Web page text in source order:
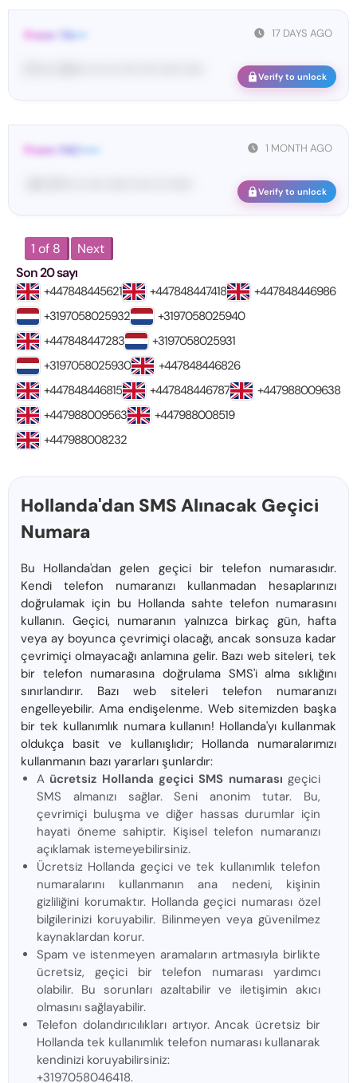
17 DAYS AGO
From: Tik•••
Verify to unlock
1 MONTH AGO
From: FAC•••••
Verify to unlock
1 of 8
Next
Son 20 sayı
+447848445621 +447848447418
+447848446986
+3197058025932
+3197058025940
+447848447283
+3197058025931
+3197058025930
+447848446826
+447848446815
+447848446787
+447988009638
+447988009563
+447988008519
+447988008232
Hollanda'dan SMS Alınacak Geçici
Numara
Bu Hollanda'dan gelen geçici bir telefon numarasıdır.
Kendi telefon numaranızı kullanmadan hesaplarınızı
doğrulamak için bu Hollanda sahte telefon numarasını
kullanın. Geçici, numaranın yalnızca birkaç gün, hafta
veya ay boyunca çevrimiçi olacağı, ancak sonsuza kadar
çevrimiçi olmayacağı anlamına gelir. Bazı web siteleri, tek
bir telefon numarasına doğrulama SMS'i alma sıklığını
sınırlandırır. Bazı web siteleri telefon numaranızı
engelleyebilir. Ama endişelenme. Web sitemizden başka
bir tek kullanımlık numara kullanın! Hollanda'yı kullanmak
oldukça basit ve kullanışlıdır; Hollanda numaralarımızı
kullanmanın bazı yararları şunlardır:
A ücretsiz Hollanda geçici SMS numarası geçici
SMS almanızı sağlar. Seni anonim tutar. Bu,
çevrimiçi buluşma ve diğer hassas durumlar için
hayati öneme sahiptir. Kişisel telefon numaranızı
açıklamak istemeyebilirsiniz.
Ücretsiz Hollanda geçici ve tek kullanımlık telefon
numaralarını kullanmanın ana nedeni, kişinin
gizliliğini korumaktır. Hollanda geçici numarası özel
bilgilerinizi koruyabilir. Bilinmeyen veya güvenilmez
kaynaklardan korur.
Spam ve istenmeyen aramaların artmasıyla birlikte
ücretsiz, geçici bir telefon numarası yardımcı
olabilir. Bu sorunları azaltabilir ve iletişimin akıcı
olmasını sağlayabilir.
Telefon dolandırıcılıkları artıyor. Ancak ücretsiz bir
Hollanda tek kullanımlık telefon numarası kullanarak
kendinizi koruyabilirsiniz:
+3197058046418.